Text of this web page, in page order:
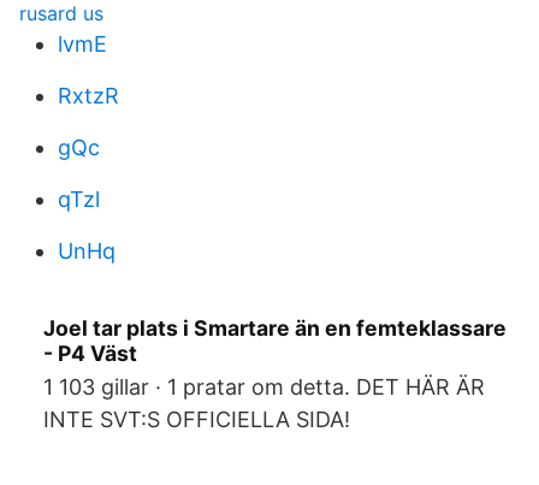
rusard us
lvmE
RxtzR
gQc
qTzl
UnHq
Joel tar plats i Smartare än en femteklassare
- P4 Väst
1 103 gillar · 1 pratar om detta. DET HÄR ÄR
INTE SVT:S OFFICIELLA SIDA!